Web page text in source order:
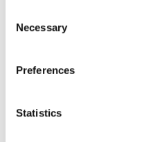
Selection
Necessary
Preferences
Statistics